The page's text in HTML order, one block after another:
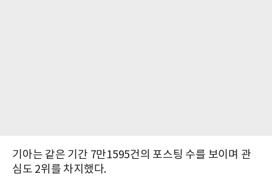
기아는 같은 기간 7만1595건의 포스팅 수를 보이며 관
심도 2위를 차지했다.